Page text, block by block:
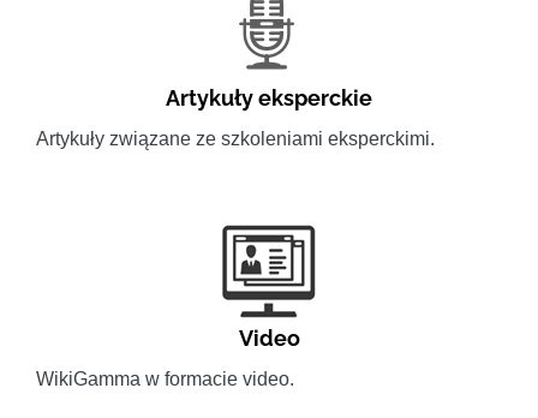
Artykuły eksperckie
Artykuły związane ze szkoleniami eksperckimi.
Video
WikiGamma w formacie video.